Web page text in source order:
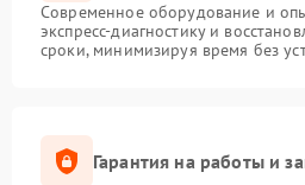
Современное оборудование и
экспресс-диагностику и
сроки, минимизируя время без
Гарантия на работы и